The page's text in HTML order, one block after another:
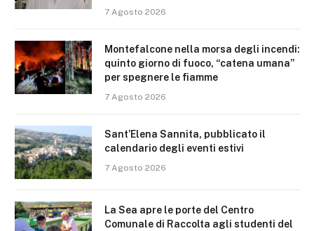
7 Agosto 2026
Montefalcone nella morsa degli incendi:
quinto giorno di fuoco, “catena umana”
per spegnere le fiamme
7 Agosto 2026
Sant’Elena Sannita, pubblicato il
calendario degli eventi estivi
7 Agosto 2026
La Sea apre le porte del Centro
Comunale di Raccolta agli studenti del